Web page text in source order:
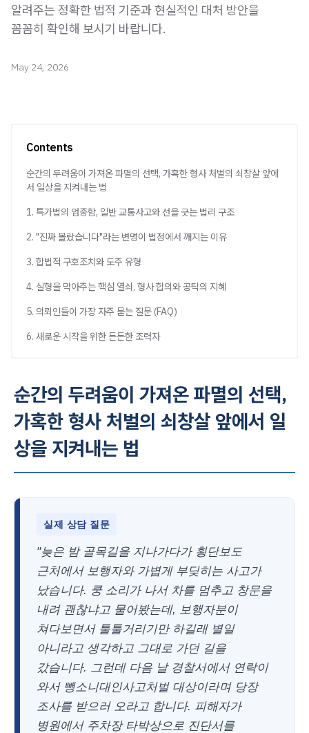
알려주는 정확한 법적 기준과 현실적인 대처 방안을
꼼꼼히 확인해 보시기 바랍니다.
May 24, 2026
Contents
순간의 두려움이 가져온 파멸의 선택, 가혹한 형사 처벌의 쇠창살 앞에
서 일상을 지켜내는 법
1. 특가법의 엄중함, 일반 교통사고와 선을 긋는 법리 구조
2. "진짜 몰랐습니다"라는 변명이 법정에서 깨지는 이유
3. 합법적 구호조치와 도주 유형
4. 실형을 막아주는 핵심 열쇠, 형사 합의와 공탁의 지혜
5. 의뢰인들이 가장 자주 묻는 질문 (FAQ)
6. 새로운 시작을 위한 든든한 조력자
순간의 두려움이 가져온 파멸의 선택,
가혹한 형사 처벌의 쇠창살 앞에서 일
상을 지켜내는 법
실제 상담 질문
"늦은 밤 골목길을 지나가다가 횡단보도
근처에서 보행자와 가볍게 부딪히는 사고가
났습니다. 쿵 소리가 나서 차를 멈추고 창문을
내려 괜찮냐고 물어봤는데, 보행자분이
쳐다보면서 툴툴거리기만 하길래 별일
아니라고 생각하고 그대로 가던 길을
갔습니다. 그런데 다음 날 경찰서에서 연락이
와서 뺑소니대인사고처벌 대상이라며 당장
조사를 받으러 오라고 합니다. 피해자가
병원에서 주차장 타박상으로 진단서를